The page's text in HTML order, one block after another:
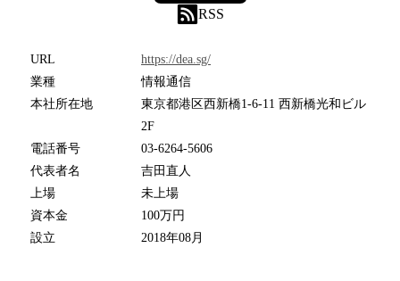
RSS
URL
https://dea.sg/
業種
情報通信
本社所在地
東京都港区西新橋1-6-11 西新橋光和ビル
2F
電話番号
03-6264-5606
代表者名
吉田直人
上場
未上場
資本金
100万円
設立
2018年08月